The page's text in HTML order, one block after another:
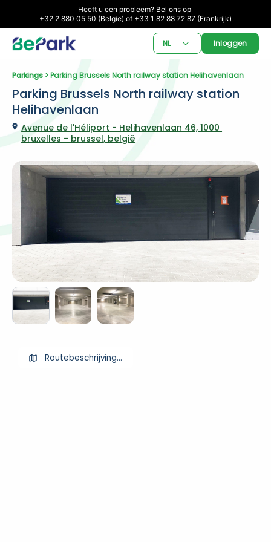
Heeft u een probleem? Bel ons op
+32 2 880 05 50 (België) of +33 1 82 88 72 87 (Frankrijk)
NL Inloggen
Parkings > Parking Brussels North railway station Helihavenlaan
Parking Brussels North railway station
Helihavenlaan
Avenue de l'Héliport - Helihavenlaan 46, 1000
bruxelles - brussel, belgië
Routebeschrijving ophalen